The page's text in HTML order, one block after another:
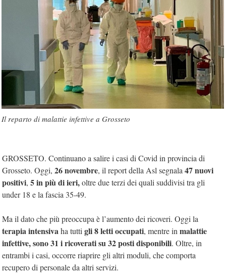
Il reparto di malattie infettive a Grosseto
GROSSETO. Continuano a salire i casi di Covid in provincia di
Grosseto. Oggi, 26 novembre, il report della Asl segnala 47 nuovi
positivi, 5in più di ieri,oltre due terzi dei quali suddivisi tra gli
under 18 e la fascia 35-49.
Ma il dato che più preoccupa è l’aumento dei ricoveri. Oggi la
terapia intensivaha tutti gli 8 letti occupati, mentre in malattie
infettive, sono 31 i ricoverati su 32 posti disponibili. Oltre, in
entrambi i casi, occorre riaprire gli altri moduli, che comporta
recupero di personale da altri servizi.